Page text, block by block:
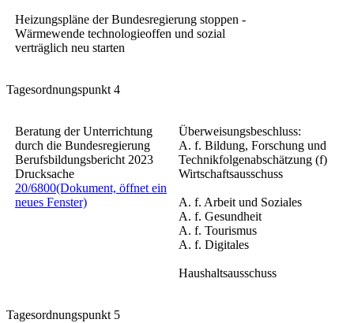
Heizungspläne der Bundesregierung stoppen -
Wärmewende technologieoffen und sozial
verträglich neu starten
Tagesordnungspunkt 4
Beratung der Unterrichtung
durch die Bundesregierung
Berufsbildungsbericht 2023
Drucksache
20/6800(Dokument, öffnet ein
neues Fenster)
Überweisungsbeschluss:
A. f. Bildung, Forschung und
Technikfolgenabschätzung (f)
Wirtschaftsausschuss
A. f. Arbeit und Soziales
A. f. Gesundheit
A. f. Tourismus
A. f. Digitales
Haushaltsausschuss
Tagesordnungspunkt 5